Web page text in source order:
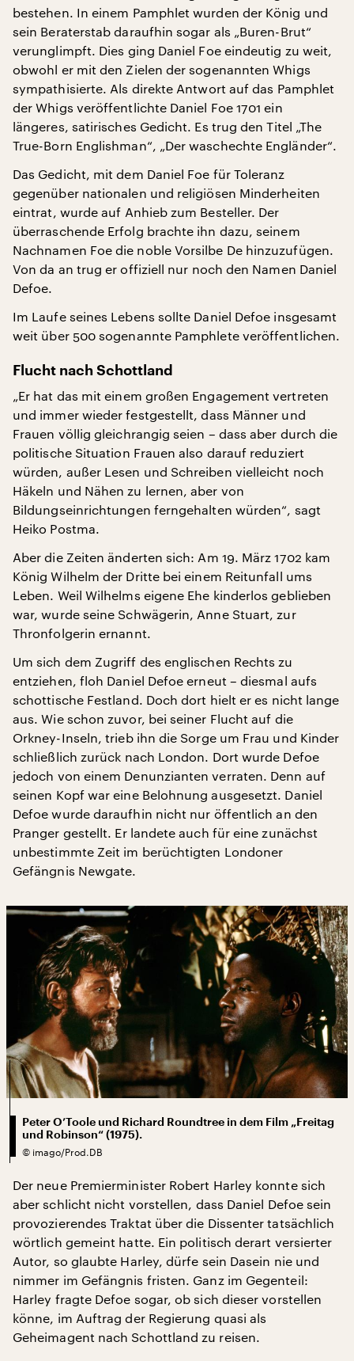
bestehen. In einem Pamphlet wurden der König und
sein Beraterstab daraufhin sogar als „Buren-Brut“
verunglimpft. Dies ging Daniel Foe eindeutig zu weit,
obwohl er mit den Zielen der sogenannten Whigs
sympathisierte. Als direkte Antwort auf das Pamphlet
der Whigs veröffentlichte Daniel Foe 1701 ein
längeres, satirisches Gedicht. Es trug den Titel „The
True-Born Englishman“, „Der waschechte Engländer“.
Das Gedicht, mit dem Daniel Foe für Toleranz
gegenüber nationalen und religiösen Minderheiten
eintrat, wurde auf Anhieb zum Besteller. Der
überraschende Erfolg brachte ihn dazu, seinem
Nachnamen Foe die noble Vorsilbe De hinzuzufügen.
Von da an trug er offiziell nur noch den Namen Daniel
Defoe.
Im Laufe seines Lebens sollte Daniel Defoe insgesamt
weit über 500 sogenannte Pamphlete veröffentlichen.
Flucht nach Schottland
„Er hat das mit einem großen Engagement vertreten
und immer wieder festgestellt, dass Männer und
Frauen völlig gleichrangig seien – dass aber durch die
politische Situation Frauen also darauf reduziert
würden, außer Lesen und Schreiben vielleicht noch
Häkeln und Nähen zu lernen, aber von
Bildungseinrichtungen ferngehalten würden“, sagt
Heiko Postma.
Aber die Zeiten änderten sich: Am 19. März 1702 kam
König Wilhelm der Dritte bei einem Reitunfall ums
Leben. Weil Wilhelms eigene Ehe kinderlos geblieben
war, wurde seine Schwägerin, Anne Stuart, zur
Thronfolgerin ernannt.
Um sich dem Zugriff des englischen Rechts zu
entziehen, floh Daniel Defoe erneut – diesmal aufs
schottische Festland. Doch dort hielt er es nicht lange
aus. Wie schon zuvor, bei seiner Flucht auf die
Orkney-Inseln, trieb ihn die Sorge um Frau und Kinder
schließlich zurück nach London. Dort wurde Defoe
jedoch von einem Denunzianten verraten. Denn auf
seinen Kopf war eine Belohnung ausgesetzt. Daniel
Defoe wurde daraufhin nicht nur öffentlich an den
Pranger gestellt. Er landete auch für eine zunächst
unbestimmte Zeit im berüchtigten Londoner
Gefängnis Newgate.
Peter O’Toole und Richard Roundtree in dem Film „Freitag
und Robinson“ (1975).
© imago/Prod.DB
Der neue Premierminister Robert Harley konnte sich
aber schlicht nicht vorstellen, dass Daniel Defoe sein
provozierendes Traktat über die Dissenter tatsächlich
wörtlich gemeint hatte. Ein politisch derart versierter
Autor, so glaubte Harley, dürfe sein Dasein nie und
nimmer im Gefängnis fristen. Ganz im Gegenteil:
Harley fragte Defoe sogar, ob sich dieser vorstellen
könne, im Auftrag der Regierung quasi als
Geheimagent nach Schottland zu reisen.